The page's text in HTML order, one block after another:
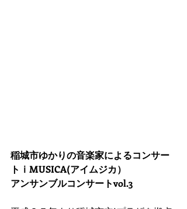
稲城市ゆかりの音楽家によるコンサー
トⅰMUSICA(アイムジカ）
アンサンブルコンサートvol.3